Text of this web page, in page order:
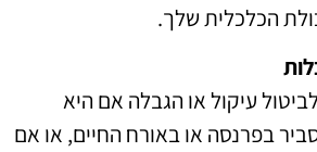
הכלכלית שלך.
עיקול או הגבלה אם היא
בפרנסה או באורח החיים, או אם